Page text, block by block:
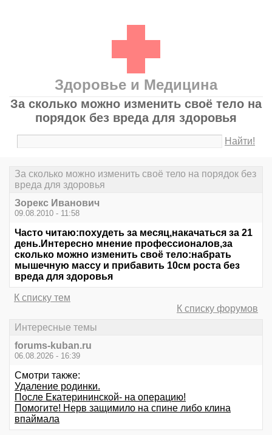
Здоровье и Медицина
За сколько можно изменить своё тело на
порядок без вреда для здоровья
Найти!
За сколько можно изменить своё тело на порядок без
вреда для здоровья
Зорекс Иванович
09.08.2010 - 11:58
Часто читаю:похудеть за месяц,накачаться за 21
день.Интересно мнение профессионалов,за
сколько можно изменить своё тело:набрать
мышечную массу и прибавить 10см роста без
вреда для здоровья
К списку тем
К списку форумов
Интересные темы
forums-kuban.ru
06.08.2026 - 16:39
Смотри также:
Удаление родинки.
После Екатерининской- на операцию!
Помогите! Нерв защимило на спине либо клина
впаймала